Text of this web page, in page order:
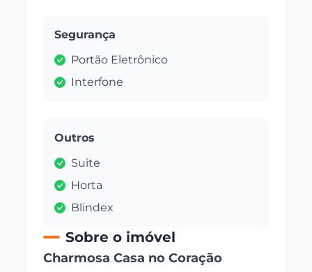
Segurança
Portão Eletrônico
Interfone
Outros
Suite
Horta
Blindex
Sobre o imóvel
Charmosa Casa no Coração